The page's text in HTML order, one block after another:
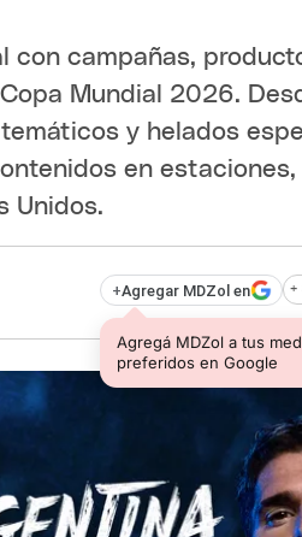
con campañas,
Mundial 2026.
y helados
en
Unidos.
+Agregar MDZol en
Agregá MDZol a tus
preferidos en Google
+